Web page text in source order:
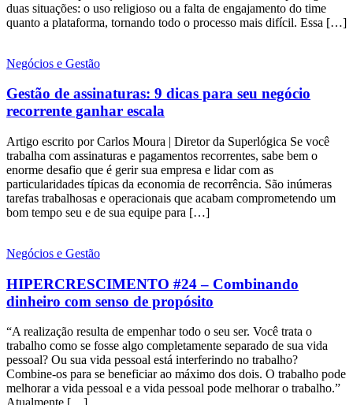
duas situações: o uso religioso ou a falta de engajamento do time
quanto a plataforma, tornando todo o processo mais difícil. Essa […]
Negócios e Gestão
Gestão de assinaturas: 9 dicas para seu negócio
recorrente ganhar escala
Artigo escrito por Carlos Moura | Diretor da Superlógica Se você
trabalha com assinaturas e pagamentos recorrentes, sabe bem o
enorme desafio que é gerir sua empresa e lidar com as
particularidades típicas da economia de recorrência. São inúmeras
tarefas trabalhosas e operacionais que acabam comprometendo um
bom tempo seu e de sua equipe para […]
Negócios e Gestão
HIPERCRESCIMENTO #24 – Combinando
dinheiro com senso de propósito
“A realização resulta de empenhar todo o seu ser. Você trata o
trabalho como se fosse algo completamente separado de sua vida
pessoal? Ou sua vida pessoal está interferindo no trabalho?
Combine-os para se beneficiar ao máximo dos dois. O trabalho pode
melhorar a vida pessoal e a vida pessoal pode melhorar o trabalho.”